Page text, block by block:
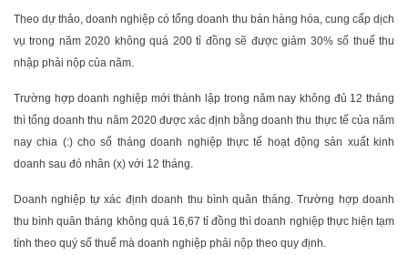
Theo dự thảo, doanh nghiệp có tổng doanh thu bán hàng hóa, cung cấp dịch
vụ trong năm 2020 không quá 200 tỉ đồng sẽ được giảm 30% số thuế thu
nhập phải nộp của năm.
Trường hợp doanh nghiệp mới thành lập trong năm nay không đủ 12 tháng
thì tổng doanh thu năm 2020 được xác định bằng doanh thu thực tế của năm
nay chia (:) cho số tháng doanh nghiệp thực tế hoạt động sản xuất kinh
doanh sau đó nhân (x) với 12 tháng.
Doanh nghiệp tự xác định doanh thu bình quân tháng. Trường hợp doanh
thu bình quân tháng không quá 16,67 tỉ đồng thì doanh nghiệp thực hiện tạm
tính theo quý số thuế mà doanh nghiệp phải nộp theo quy định.